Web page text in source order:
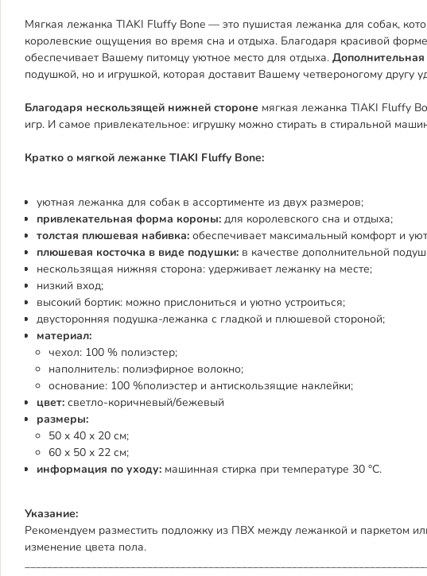
Мягкая лежанка TIAKI Fluffy Bone — это пушистая лежанка для собак,
королевские ощущения во время сна и отдыха. Благодаря красивой
обеспечивает Вашему питомцу уютное место для отдыха.
подушкой, но и игрушкой, которая доставит Вашему четвероногому другу
Благодаря нескользящей нижней стороне мягкая лежанка TIAKI Fluffy
игр. И самое привлекательное: игрушку можно стирать в стиральной
Кратко о мягкой лежанке TIAKI Fluffy Bone:
уютная лежанка для собак в ассортименте из двух размеров;
привлекательная форма короны: для королевского сна и отдыха;
толстая плюшевая набивка: обеспечивает максимальный комфорт и
плюшевая косточка в виде подушки: в качестве дополнительной
нескользящая нижняя сторона: удерживает лежанку на месте;
низкий вход;
высокий бортик: можно прислониться и уютно устроиться;
двусторонняя подушка-лежанка с гладкой и плюшевой стороной;
материал:
чехол: 100 % полиэстер;
наполнитель: полиэфирное волокно;
основание: 100 %полиэстер и антискользящие наклейки;
цвет: светло-коричневый/бежевый
размеры:
50 x 40 x 20 см;
60 x 50 x 22 см;
информация по уходу: машинная стирка при температуре 30 °C.
Указание:
Рекомендуем разместить подложку из ПВХ между лежанкой и паркетом
изменение цвета пола.